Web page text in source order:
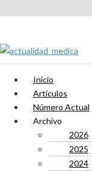
Inicio
Artículos
Número Actual
Archivo
2026
2025
2024